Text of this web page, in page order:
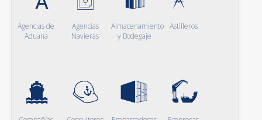
Agencias de
Aduana
Agencias
Navieras
Almacenamiento
y Bodegaje
Astilleros